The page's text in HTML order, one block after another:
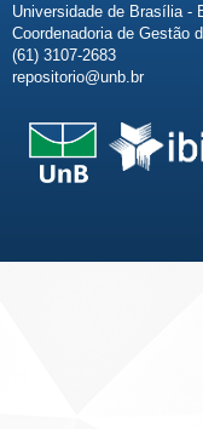
Universidade de Brasília -
Coordenadoria de Gestão
(61) 3107-2683
repositorio@unb.br